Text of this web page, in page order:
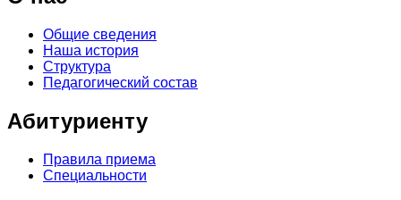
Общие сведения
Наша история
Структура
Педагогический состав
Абитуриенту
Правила приема
Специальности